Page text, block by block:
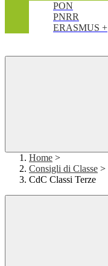
PON
PNRR
ERASMUS +
Home >
Consigli di Classe >
CdC Classi Terze